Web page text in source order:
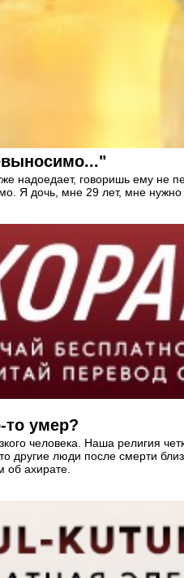
надоедает, говоришь ему не
Я дочь, мне 29 лет, мне
то умер?
человека. Наша религия
люди после смерти
об ахирате.